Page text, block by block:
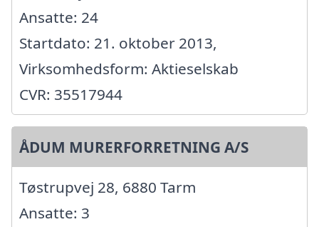
Ansatte: 24
Startdato: 21. oktober 2013,
Virksomhedsform: Aktieselskab
CVR: 35517944
ÅDUM MURERFORRETNING A/S
Tøstrupvej 28, 6880 Tarm
Ansatte: 3